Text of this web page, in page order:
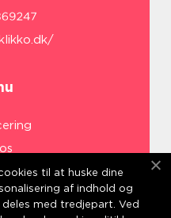
os
til at huske dine
af indhold og
med tredjepart. Ved